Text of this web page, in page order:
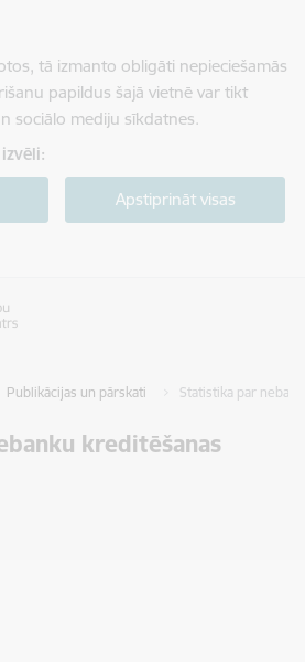
tā izmanto obligāti nepieciešamās
papildus šajā vietnē var tikt
sociālo mediju sīkdatnes.
Apstiprināt visas
Publikācijas un pārskati Statistika par
kreditēšanas